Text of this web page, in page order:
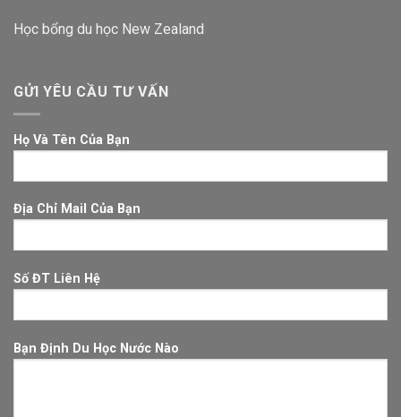
Học bổng du học New Zealand
GỬI YÊU CẦU TƯ VẤN
Họ Và Tên Của Bạn
Địa Chỉ Mail Của Bạn
Số ĐT Liên Hệ
Bạn Định Du Học Nước Nào